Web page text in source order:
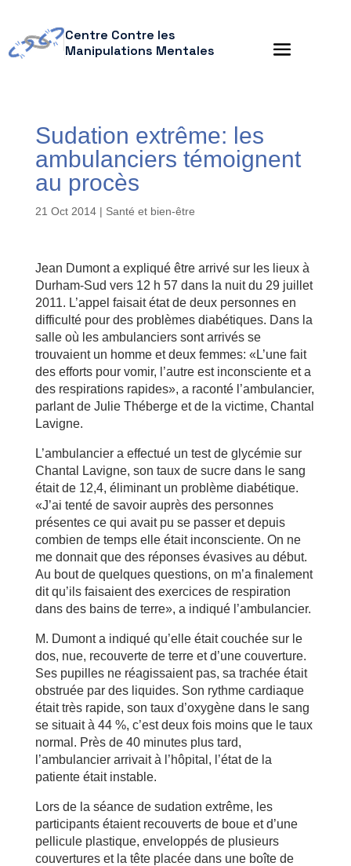
Centre Contre les
Manipulations Mentales
Sudation extrême: les
ambulanciers témoignent
au procès
21 Oct 2014| Santé et bien-être
Jean Dumont a expliqué être arrivé sur les lieux à
Durham-Sud vers 12 h 57 dans la nuit du 29 juillet
2011. L’appel faisait état de deux personnes en
difficulté pour des problèmes diabétiques. Dans la
salle où les ambulanciers sont arrivés se
trouvaient un homme et deux femmes: «L’une fait
des efforts pour vomir, l’autre est inconsciente et a
des respirations rapides», a raconté l’ambulancier,
parlant de Julie Théberge et de la victime, Chantal
Lavigne.
L’ambulancier a effectué un test de glycémie sur
Chantal Lavigne, son taux de sucre dans le sang
était de 12,4, éliminant un problème diabétique.
«J’ai tenté de savoir auprès des personnes
présentes ce qui avait pu se passer et depuis
combien de temps elle était inconsciente. On ne
me donnait que des réponses évasives au début.
Au bout de quelques questions, on m’a finalement
dit qu’ils faisaient des exercices de respiration
dans des bains de terre», a indiqué l’ambulancier.
M. Dumont a indiqué qu’elle était couchée sur le
dos, nue, recouverte de terre et d’une couverture.
Ses pupilles ne réagissaient pas, sa trachée était
obstruée par des liquides. Son rythme cardiaque
était très rapide, son taux d’oxygène dans le sang
se situait à 44 %, c’est deux fois moins que le taux
normal. Près de 40 minutes plus tard,
l’ambulancier arrivait à l’hôpital, l’état de la
patiente était instable.
Lors de la séance de sudation extrême, les
participants étaient recouverts de boue et d’une
pellicule plastique, enveloppés de plusieurs
couvertures et la tête placée dans une boîte de